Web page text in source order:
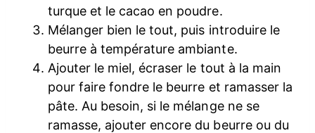
turque et le cacao en poudre.
Mélanger bien le tout, puis introduire le
beurre à température ambiante.
Ajouter le miel, écraser le tout à la main
pour faire fondre le beurre et ramasser la
pâte. Au besoin, si le mélange ne se
ramasse, ajouter encore du beurre ou du